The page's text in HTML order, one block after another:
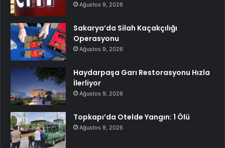
Ağustos 9, 2026
Sakarya’da Silah Kaçakçılığı
Operasyonu
Ağustos 9, 2026
Haydarpaşa Garı Restorasyonu Hızla
İlerliyor
Ağustos 9, 2026
Topkapı’da Otelde Yangın: 1 Ölü
Ağustos 9, 2026